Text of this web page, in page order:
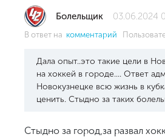
Болельщик 03.06.2024
В ответ на комментарий
Дала опыт..это такие цели в
на хоккей в городе.... Ответ
Новокузнецке всю жизнь в
ценить. Стыдно за таких
Стыдно за город,за развал